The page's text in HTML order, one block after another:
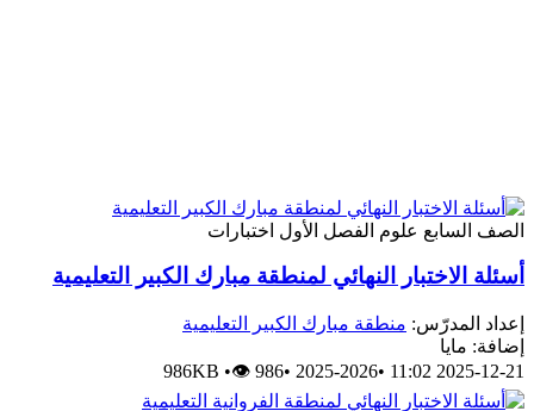
الصف السابع علوم الفصل الأول اختبارات
أسئلة الاختبار النهائي لمنطقة مبارك الكبير التعليمية
إعداد المدرّس: منطقة مبارك الكبير التعليمية
إضافة: مايا
2025-12-21 11:02
•
2025-2026
•
986KB •👁 986